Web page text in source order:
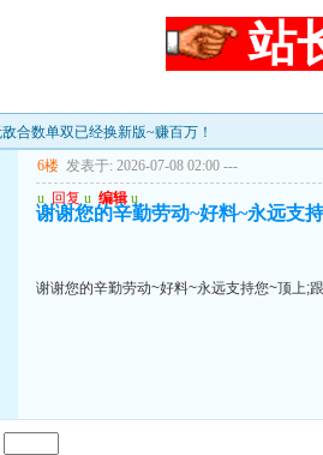
站
合数单双已经换新版~赚百万！
6楼 发表于: 2026-07-08 02:00 ---
u 回复 u 编辑 u
谢谢您的辛勤劳动~好料~永远支
谢谢您的辛勤劳动~好料~永远支持您~顶上;